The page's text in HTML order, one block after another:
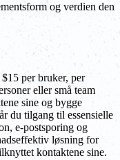
og verdien den
per bruker, per
eller små team
sine og bygge
du tilgang til essensielle
e-postsporing og
løsning for
kontaktene sine.